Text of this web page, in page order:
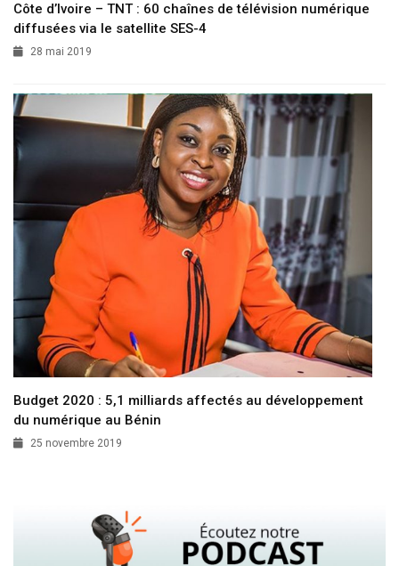
Côte d’Ivoire – TNT : 60 chaînes de télévision numérique
diffusées via le satellite SES-4
28 mai 2019
Budget 2020 : 5,1 milliards affectés au développement
du numérique au Bénin
25 novembre 2019